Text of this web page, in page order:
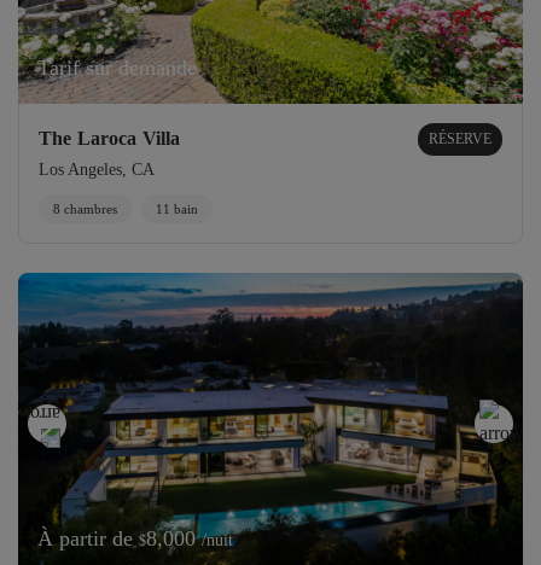
Tarif sur demande
The Laroca Villa RÉSERVE
Los Angeles, CA
8 chambres 11 bain
À partir de $8,000/nuit